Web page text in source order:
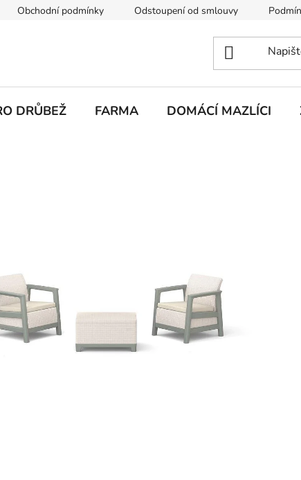
Obchodní podmínky Odstoupení od smlouvy
DRŮBEŽ FARMA DOMÁCÍ MAZLÍCI